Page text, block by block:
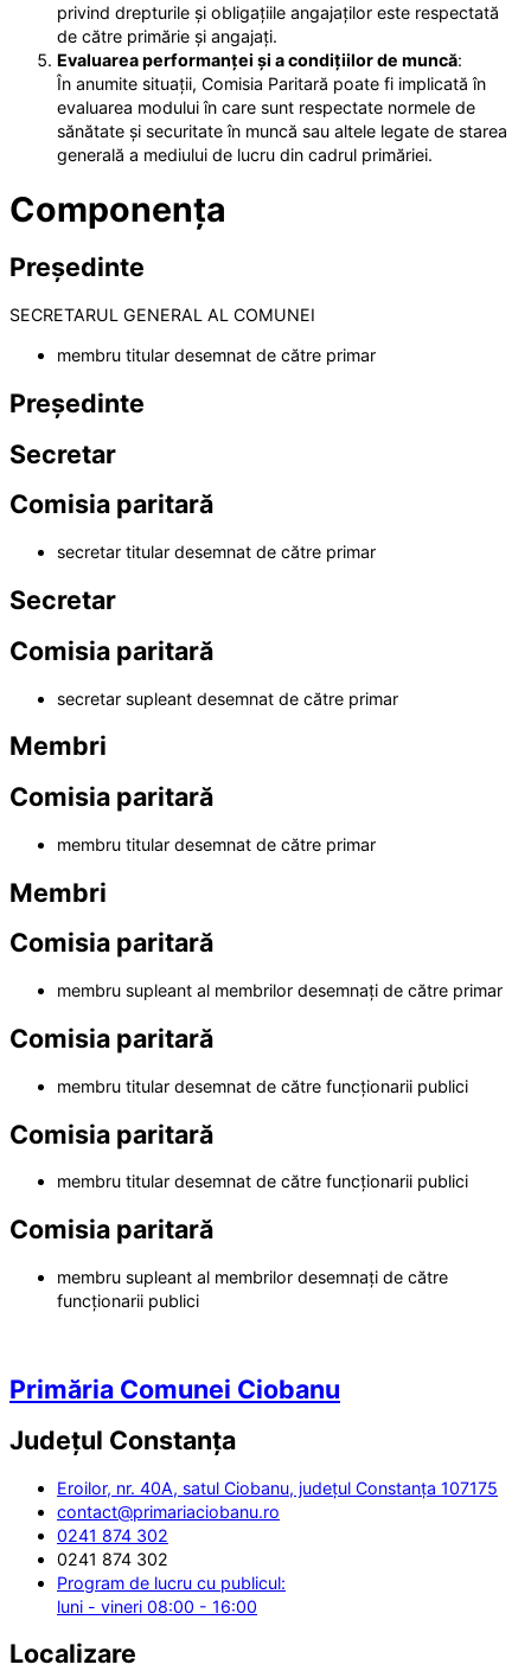
privind drepturile și obligațiile angajaților este respectată
de către primărie și angajați.
Evaluarea performanței și a condițiilor de muncă:
În anumite situații, Comisia Paritară poate fi implicată în
evaluarea modului în care sunt respectate normele de
sănătate și securitate în muncă sau altele legate de starea
generală a mediului de lucru din cadrul primăriei.
Componența
Președinte
SECRETARUL GENERAL AL COMUNEI
membru titular desemnat de către primar
Președinte
Secretar
Comisia paritară
secretar titular desemnat de către primar
Secretar
Comisia paritară
secretar supleant desemnat de către primar
Membri
Comisia paritară
membru titular desemnat de către primar
Membri
Comisia paritară
membru supleant al membrilor desemnați de către primar
Comisia paritară
membru titular desemnat de către funcționarii publici
Comisia paritară
membru titular desemnat de către funcționarii publici
Comisia paritară
membru supleant al membrilor desemnați de către
funcționarii publici
Primăria Comunei Ciobanu
Județul Constanța
Eroilor, nr. 40A, satul Ciobanu, județul Constanța 107175
contact@primariaciobanu.ro
0241 874 302
0241 874 302
Program de lucru cu publicul:
luni - vineri 08:00 - 16:00
Localizare